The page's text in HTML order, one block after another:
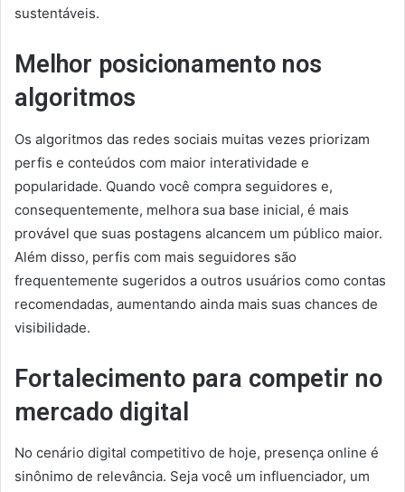
sustentáveis.
Melhor posicionamento nos
algoritmos
Os algoritmos das redes sociais muitas vezes priorizam
perfis e conteúdos com maior interatividade e
popularidade. Quando você compra seguidores e,
consequentemente, melhora sua base inicial, é mais
provável que suas postagens alcancem um público maior.
Além disso, perfis com mais seguidores são
frequentemente sugeridos a outros usuários como contas
recomendadas, aumentando ainda mais suas chances de
visibilidade.
Fortalecimento para competir no
mercado digital
No cenário digital competitivo de hoje, presença online é
sinônimo de relevância. Seja você um influenciador, um